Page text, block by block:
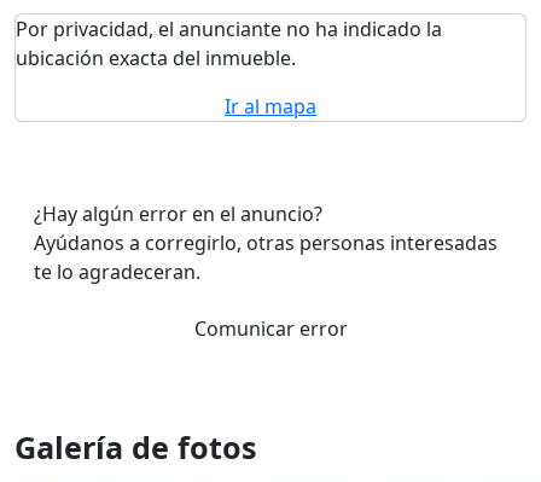
Por privacidad, el anunciante no ha indicado la
ubicación exacta del inmueble.
Ir al mapa
¿Hay algún error en el anuncio?
Ayúdanos a corregirlo, otras personas interesadas
te lo agradeceran.
Comunicar error
Galería de fotos